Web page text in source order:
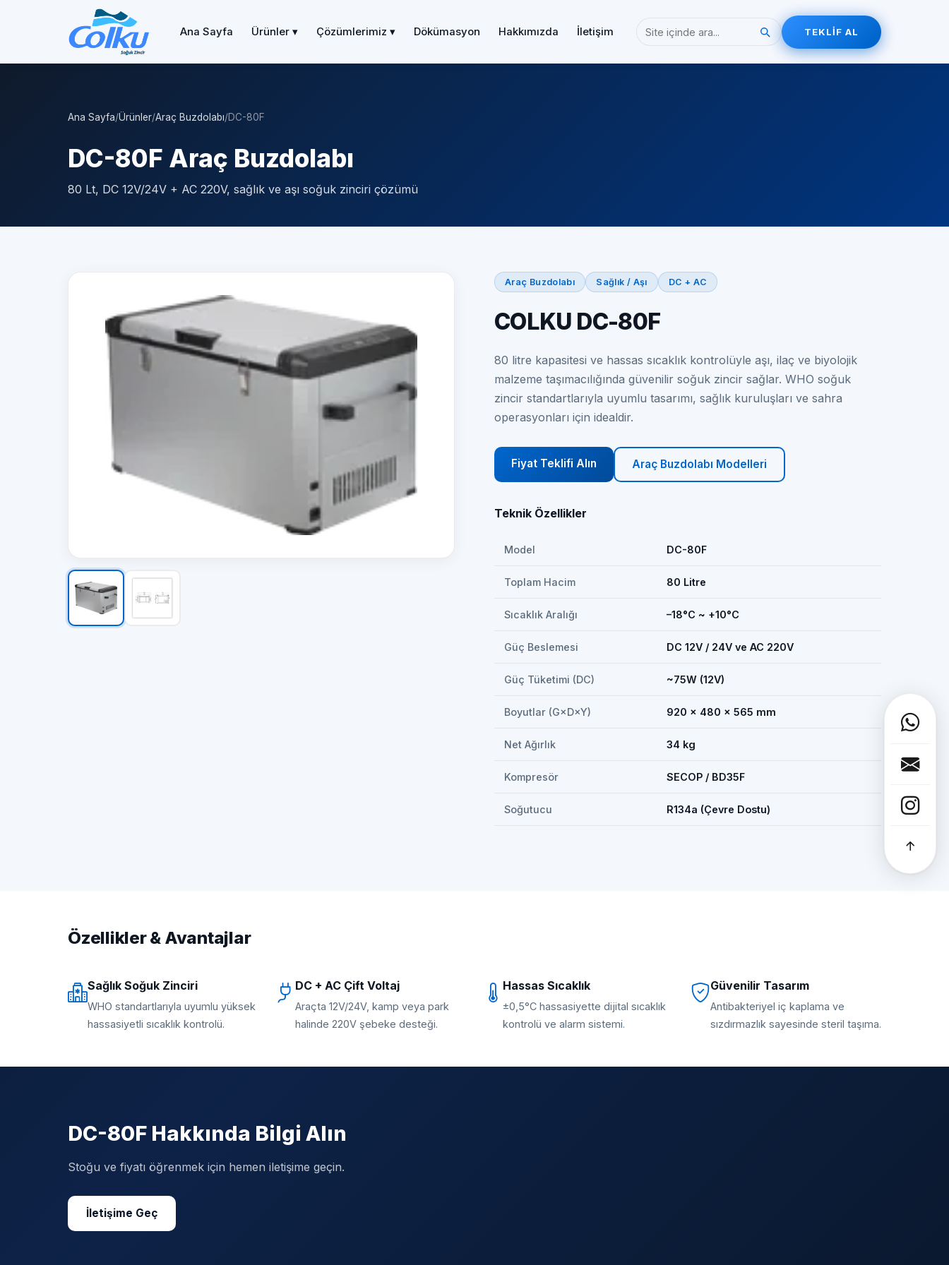
Ana Sayfa Ürünler ▾ Çözümlerimiz ▾ Dökümasyon Hakkımızda İletişim TEKLIF AL
Ana Sayfa/Ürünler/Araç Buzdolabı/DC-80F
DC-80F Araç Buzdolabı
80 Lt, DC 12V/24V + AC 220V, sağlık ve aşı soğuk zinciri çözümü
Araç Buzdolabı Sağlık / Aşı DC + AC
COLKU DC-80F
80 litre kapasitesi ve hassas sıcaklık kontrolüyle aşı, ilaç ve biyolojik
malzeme taşımacılığında güvenilir soğuk zincir sağlar. WHO soğuk
zincir standartlarıyla uyumlu tasarımı, sağlık kuruluşları ve sahra
operasyonları için idealdir.
Fiyat Teklifi Alın Araç Buzdolabı Modelleri
Teknik Özellikler
Model DC-80F
Toplam Hacim 80 Litre
Sıcaklık Aralığı –18°C ~ +10°C
Güç Beslemesi DC 12V / 24V ve AC 220V
Güç Tüketimi (DC) ~75W (12V)
Boyutlar (G×D×Y) 920 × 480 × 565 mm
Net Ağırlık 34 kg
Kompresör SECOP / BD35F
Soğutucu R134a (Çevre Dostu)
Özellikler & Avantajlar
Sağlık Soğuk Zinciri
WHO standartlarıyla uyumlu yüksek
hassasiyetli sıcaklık kontrolü.
DC + AC Çift Voltaj
Araçta 12V/24V, kamp veya park
halinde 220V şebeke desteği.
Hassas Sıcaklık
±0,5°C hassasiyette dijital sıcaklık
kontrolü ve alarm sistemi.
Güvenilir Tasarım
Antibakteriyel iç kaplama ve
sızdırmazlık sayesinde steril taşıma.
DC-80F Hakkında Bilgi Alın
Stoğu ve fiyatı öğrenmek için hemen iletişime geçin.
İletişime Geç